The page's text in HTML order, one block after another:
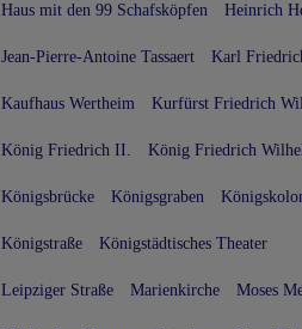
Haus mit den 99 Schafsköpfen Heinrich
Jean-Pierre-Antoine Tassaert Karl
Kaufhaus Wertheim Kurfürst Friedrich
König Friedrich II. König Friedrich
Königsbrücke Königsgraben
Königstraße Königstädtisches Theater
Leipziger Straße Marienkirche Moses